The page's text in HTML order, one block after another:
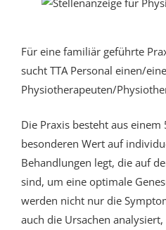
Für eine familiär geführte
sucht TTA Personal einen/eine
Physiotherapeuten/
Die Praxis besteht aus einem
besonderen Wert auf
Behandlungen legt, die auf
sind, um eine optimale
werden nicht nur die
auch die Ursachen